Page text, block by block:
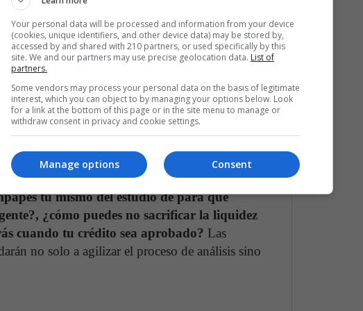
tu negocio
que otros, o a ritmos distintos a través del
la medida de tu crecimiento y te permiten tomar
necesarios. Son ideales para proyectos
pues buscan financiación para un objetivo
maquinaria o insumos urgentes o comenzar la
por ejemplo.
tú mismo del estudio de para qué
¿cómo puedes no sacrificar la liquidez
cuando tu crédito sea aprobado? Las
no solo a agilizar el proceso de análisis sino
Your personal data will be processed and information from your device
(cookies, unique identifiers, and other device data) may be stored by,
accessed by and shared with 210 partners, or used specifically by this
site. We and our partners may use precise geolocation data. List of
partners.
Some vendors may process your personal data on the basis of legitimate
interest, which you can object to by managing your options below. Look
for a link at the bottom of this page or in the site menu to manage or
withdraw consent in privacy and cookie settings.
Consent
Manage options